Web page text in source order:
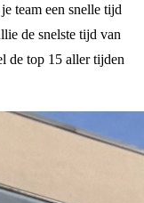
team een snelle tijd
de snelste tijd van
de top 15 aller tijden